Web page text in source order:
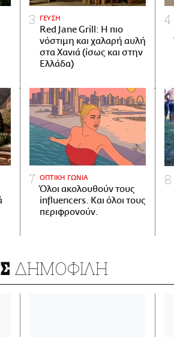
ΓΕΥΣΗ
Red Jane Grill: Η πιο
νόστιμη και χαλαρή αυλή
στα Χανιά (ίσως και στην
Ελλάδα)
ΟΠΤΙΚΗ ΓΩΝΙΑ
Όλοι ακολουθούν τους
influencers. Και όλοι τους
περιφρονούν.
ΔΗΜΟΦΙΛΗ